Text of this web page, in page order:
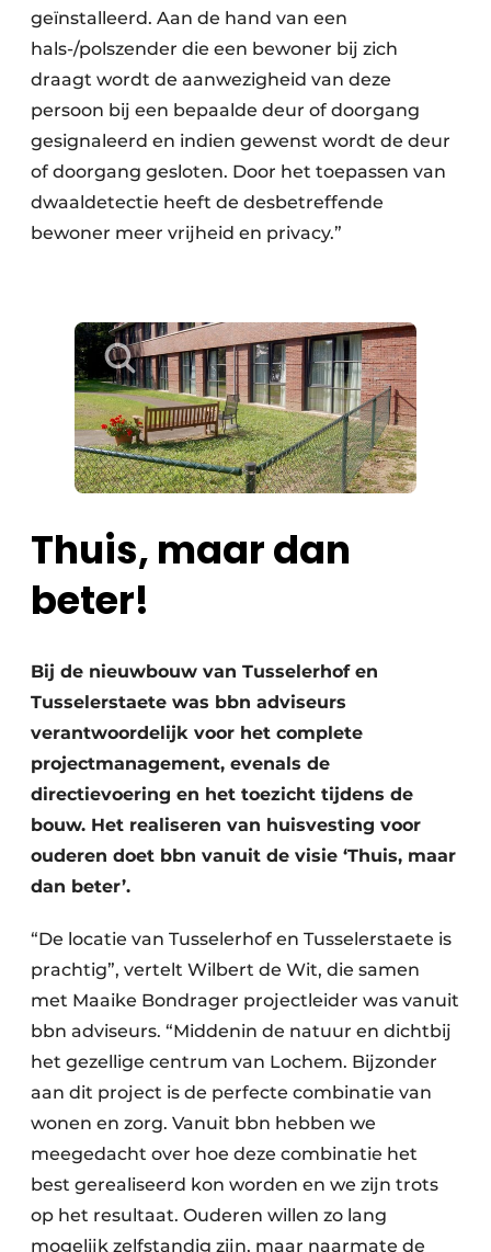
geïnstalleerd. Aan de hand van een
hals-/polszender die een bewoner bij zich
draagt wordt de aanwezigheid van deze
persoon bij een bepaalde deur of doorgang
gesignaleerd en indien gewenst wordt de deur
of doorgang gesloten. Door het toepassen van
dwaaldetectie heeft de desbetreffende
bewoner meer vrijheid en privacy.”
Thuis, maar dan
beter!
Bij de nieuwbouw van Tusselerhof en
Tusselerstaete was bbn adviseurs
verantwoordelijk voor het complete
projectmanagement, evenals de
directievoering en het toezicht tijdens de
bouw. Het realiseren van huisvesting voor
ouderen doet bbn vanuit de visie ‘Thuis, maar
dan beter’.
“De locatie van Tusselerhof en Tusselerstaete is
prachtig”, vertelt Wilbert de Wit, die samen
met Maaike Bondrager projectleider was vanuit
bbn adviseurs. “Middenin de natuur en dichtbij
het gezellige centrum van Lochem. Bijzonder
aan dit project is de perfecte combinatie van
wonen en zorg. Vanuit bbn hebben we
meegedacht over hoe deze combinatie het
best gerealiseerd kon worden en we zijn trots
op het resultaat. Ouderen willen zo lang
mogelijk zelfstandig zijn, maar naarmate de